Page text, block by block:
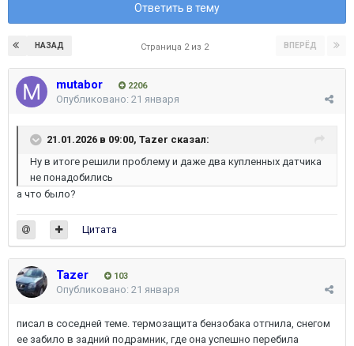
Ответить в тему
НАЗАД ВПЕРЁД
Страница 2 из 2
mutabor 2206
Опубликовано: 21 января
21.01.2026 в 09:00, Tazer сказал:
Ну в итоге решили проблему и даже два купленных датчика
не понадобились
а что было?
Цитата
Tazer 103
Опубликовано: 21 января
писал в соседней теме. термозащита бензобака отгнила, снегом
ее забило в задний подрамник, где она успешно перебила